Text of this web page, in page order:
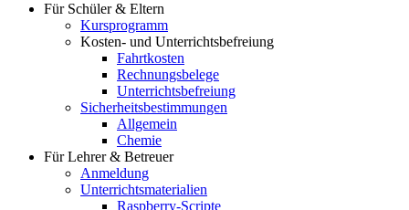
Für Schüler & Eltern
Kursprogramm
Kosten- und Unterrichtsbefreiung
Fahrtkosten
Rechnungsbelege
Unterrichtsbefreiung
Sicherheitsbestimmungen
Allgemein
Chemie
Für Lehrer & Betreuer
Anmeldung
Unterrichtsmaterialien
Raspberry-Scripte